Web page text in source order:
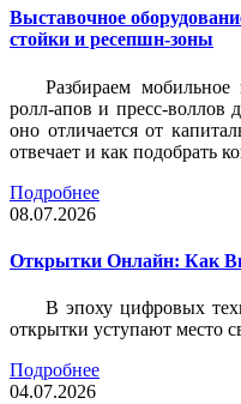
Выставочное
стойки и ресепшн-зоны
Разбираем
ролл-апов и пресс-воллов
оно отличается от
отвечает и как подобрать
Подробнее
08.07.2026
Открытки Онлайн: Как
В эпоху цифровых
открытки уступают место
Подробнее
04.07.2026